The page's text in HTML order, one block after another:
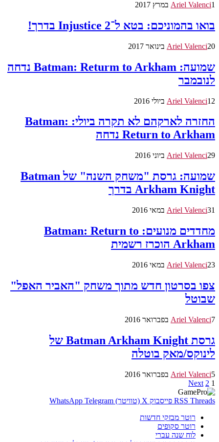
Ariel Valenci1 במרץ 2017
בואו בהמוניכם: בטא ל־Injustice 2 בדרך!
Ariel Valenci20 בינואר 2017
שמועה: Batman: Returm to Arkham נדחה
לנובמבר
Ariel Valenci12 ביולי 2016
החזרה לארקהם לא תקרה ביולי: Batman:
Return to Arkham נדחה
Ariel Valenci29 ביוני 2016
שמועה: גרסת "משחק השנה" של Batman
Arkham Knight בדרך
Ariel Valenci31 במאי 2016
מחדדים מנועים: Batman: Return to
Arkham הוכרז רשמית
Ariel Valenci23 במאי 2016
צפו בסרטון חדש מתוך משחק "האביר האפל"
שבוטל
Ariel Valenci7 בפברואר 2016
גרסת Batman Arkham Knight של
לינוקס/מאק בוטלה
Ariel Valenci5 בפברואר 2016
1
2
Next
RSS Threads פייסבוק X (טוויטר) WhatsApp Telegram
רוטר מבזקי חדשות
רוטר סקופים
לוח שנה עברי